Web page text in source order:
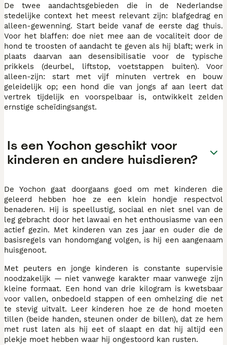
De twee aandachtsgebieden die in de Nederlandse
stedelijke context het meest relevant zijn: blafgedrag en
alleen-gewenning. Start beide vanaf de eerste dag thuis.
Voor het blaffen: doe niet mee aan de vocaliteit door de
hond te troosten of aandacht te geven als hij blaft; werk in
plaats daarvan aan desensibilisatie voor de typische
prikkels (deurbel, liftstop, voetstappen buiten). Voor
alleen-zijn: start met vijf minuten vertrek en bouw
geleidelijk op; een hond die van jongs af aan leert dat
vertrek tijdelijk en voorspelbaar is, ontwikkelt zelden
ernstige scheïdingsangst.
Is een Yochon geschikt voor
kinderen en andere huisdieren?
De Yochon gaat doorgaans goed om met kinderen die
geleerd hebben hoe ze een klein hondje respectvol
benaderen. Hij is speellustig, sociaal en niet snel van de
leg gebracht door het lawaai en het enthousiasme van een
actief gezin. Met kinderen van zes jaar en ouder die de
basisregels van hondomgang volgen, is hij een aangenaam
huisgenoot.
Met peuters en jonge kinderen is constante supervisie
noodzakelijk — niet vanwege karakter maar vanwege zijn
kleine formaat. Een hond van drie kilogram is kwetsbaar
voor vallen, onbedoeld stappen of een omhelzing die net
te stevig uitvalt. Leer kinderen hoe ze de hond moeten
tillen (beide handen, steunen onder de billen), dat ze hem
met rust laten als hij eet of slaapt en dat hij altijd een
plekje moet hebben waar hij ongestoord kan rusten.